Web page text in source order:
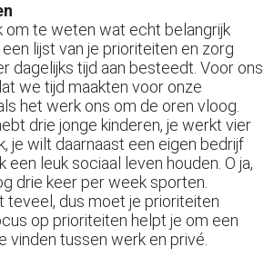
om te weten wat echt belangrijk
lijst van je prioriteiten en zorg
dagelijks tijd aan besteedt. Voor ons
we tijd maakten voor onze
het werk ons om de oren vloog.
drie jonge kinderen, je werkt vier
je wilt daarnaast een eigen bedrijf
een leuk sociaal leven houden. O ja,
drie keer per week sporten.
teveel, dus moet je prioriteiten
op prioriteiten helpt je om een
vinden tussen werk en privé.